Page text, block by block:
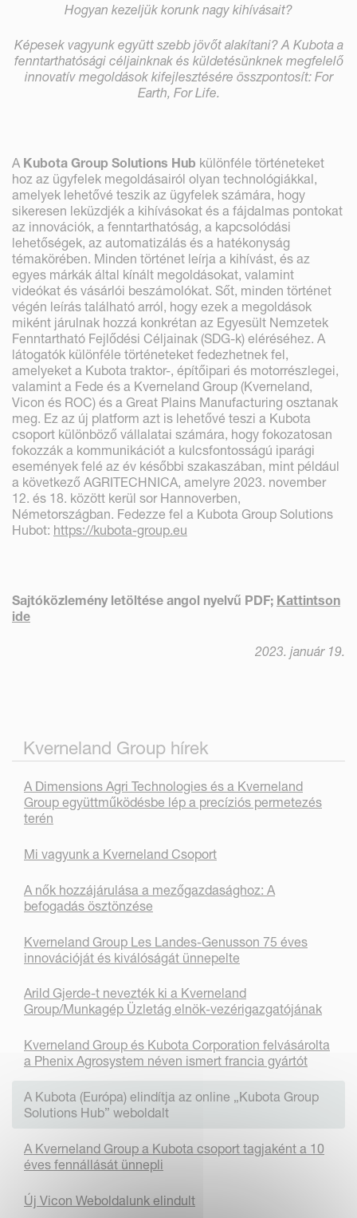
Hogyan kezeljük korunk nagy kihívásait?
Képesek vagyunk együtt szebb jövőt alakítani? A Kubota a
fenntarthatósági céljainknak és küldetésünknek megfelelő
innovatív megoldások kifejlesztésére összpontosít: For
Earth, For Life.
A Kubota Group Solutions Hub különféle történeteket
hoz az ügyfelek megoldásairól olyan technológiákkal,
amelyek lehetővé teszik az ügyfelek számára, hogy
sikeresen leküzdjék a kihívásokat és a fájdalmas pontokat
az innovációk, a fenntarthatóság, a kapcsolódási
lehetőségek, az automatizálás és a hatékonyság
témakörében. Minden történet leírja a kihívást, és az
egyes márkák által kínált megoldásokat, valamint
videókat és vásárlói beszámolókat. Sőt, minden történet
végén leírás található arról, hogy ezek a megoldások
miként járulnak hozzá konkrétan az Egyesült Nemzetek
Fenntartható Fejlődési Céljainak (SDG-k) eléréséhez. A
látogatók különféle történeteket fedezhetnek fel,
amelyeket a Kubota traktor-, építőipari és motorrészlegei,
valamint a Fede és a Kverneland Group (Kverneland,
Vicon és ROC) és a Great Plains Manufacturing osztanak
meg. Ez az új platform azt is lehetővé teszi a Kubota
csoport különböző vállalatai számára, hogy fokozatosan
fokozzák a kommunikációt a kulcsfontosságú iparági
események felé az év későbbi szakaszában, mint például
a következő AGRITECHNICA, amelyre 2023. november
12. és 18. között kerül sor Hannoverben,
Németországban. Fedezze fel a Kubota Group Solutions
Hubot: https://kubota-group.eu
Sajtóközlemény letöltése angol nyelvű PDF; Kattintson
ide
2023. január 19.
Kverneland Group hírek
A Dimensions Agri Technologies és a Kverneland
Group együttműködésbe lép a precíziós permetezés
terén
Mi vagyunk a Kverneland Csoport
A nők hozzájárulása a mezőgazdasághoz: A
befogadás ösztönzése
Kverneland Group Les Landes-Genusson 75 éves
innovációját és kiválóságát ünnepelte
Arild Gjerde-t nevezték ki a Kverneland
Group/Munkagép Üzletág elnök-vezérigazgatójának
Kverneland Group és Kubota Corporation felvásárolta
a Phenix Agrosystem néven ismert francia gyártót
A Kubota (Európa) elindítja az online „Kubota Group
Solutions Hub” weboldalt
A Kverneland Group a Kubota csoport tagjaként a 10
éves fennállását ünnepli
Új Vicon Weboldalunk elindult